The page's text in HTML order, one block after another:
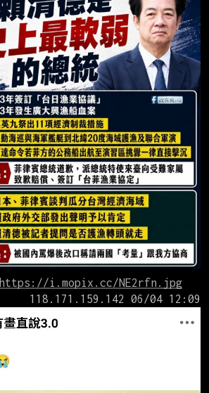
https://i.mopix.cc/NE2rfn.jpg